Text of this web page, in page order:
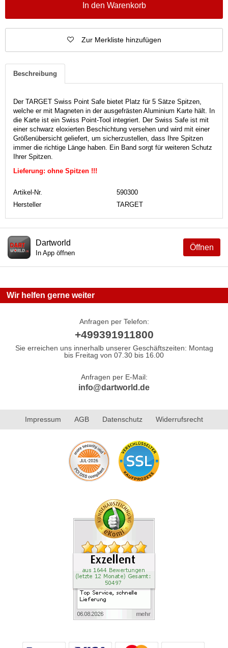
In den Warenkorb
Zur Merkliste hinzufügen
Beschreibung
Der TARGET Swiss Point Safe bietet Platz für 5 Sätze Spitzen,
welche er mit Magneten in der ausgefrästen Aluminium Karte hält. In
die Karte ist ein Swiss Point-Tool integriert. Der Swiss Safe ist mit
einer schwarz eloxierten Beschichtung versehen und wird mit einer
Größenübersicht geliefert, um sicherzustellen, dass Ihre Spitzen
immer die richtige Länge haben. Ein Band sorgt für weiteren Schutz
Ihrer Spitzen.
Lieferung: ohne Spitzen !!!
Artikel-Nr.
590300
Hersteller
TARGET
Öffnen
Dartworld
In App öffnen
Wir helfen gerne weiter
Anfragen per Telefon:
+499391911800
Sie erreichen uns innerhalb unserer Geschäftszeiten: Montag
bis Freitag von 07.30 bis 16.00
Anfragen per E-Mail:
info@dartworld.de
Impressum AGB Datenschutz Widerrufsrecht